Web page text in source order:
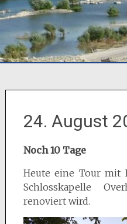
24. August
Noch 10 Tage
Heute eine Tour mit
Schlosskapelle
renoviert wird.